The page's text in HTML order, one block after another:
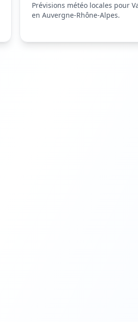
Prévisions météo locales pour
en Auvergne-Rhône-Alpes.